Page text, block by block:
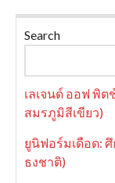
Search
เลเจนด์ ออฟ พิต
สมรภูมิสีเขียว)
ยูนิฟอร์มเดือด:
ธงชาติ)